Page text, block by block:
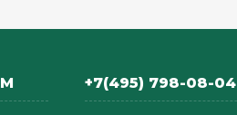
+7(495) 798-08-04